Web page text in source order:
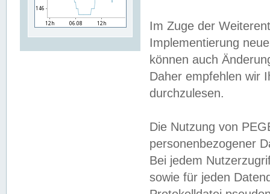
Im Zuge der
Implementierung
können auch
Daher empfehlen wir
durchzulesen.
Die Nutzung von
personenbezogener
Bei jedem
sowie für jeden